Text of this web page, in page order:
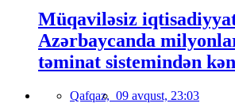
Müqaviləsiz
Azərbaycanda
təminat sistemindən
Qafqaz, 09 avqust, 23:03